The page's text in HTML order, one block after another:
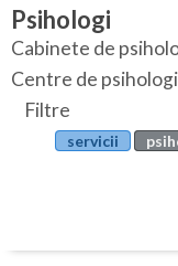
Bihor
Bistrita-Nasaud
Botosani
Bucuresti
Specialitati
Servicii
Articole
Evenimente
Psihologi
Cabinete de
Centre de
Filtre
servicii